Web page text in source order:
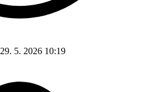
29. 5. 2026 10:19